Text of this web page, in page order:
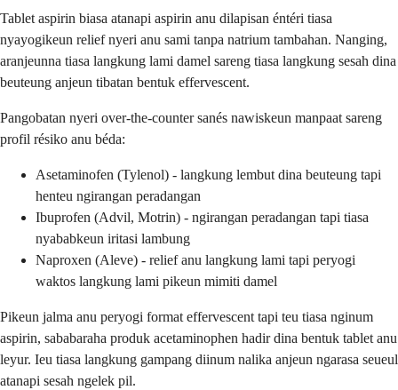
Tablet aspirin biasa atanapi aspirin anu dilapisan éntéri tiasa
nyayogikeun relief nyeri anu sami tanpa natrium tambahan. Nanging,
aranjeunna tiasa langkung lami damel sareng tiasa langkung sesah dina
beuteung anjeun tibatan bentuk effervescent.
Pangobatan nyeri over-the-counter sanés nawiskeun manpaat sareng
profil résiko anu béda:
Asetaminofen (Tylenol) - langkung lembut dina beuteung tapi
henteu ngirangan peradangan
Ibuprofen (Advil, Motrin) - ngirangan peradangan tapi tiasa
nyababkeun iritasi lambung
Naproxen (Aleve) - relief anu langkung lami tapi peryogi
waktos langkung lami pikeun mimiti damel
Pikeun jalma anu peryogi format effervescent tapi teu tiasa nginum
aspirin, sababaraha produk acetaminophen hadir dina bentuk tablet anu
leyur. Ieu tiasa langkung gampang diinum nalika anjeun ngarasa seueul
atanapi sesah ngelek pil.